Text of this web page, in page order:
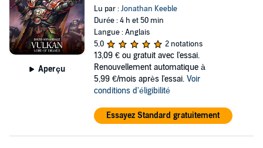
Aperçu
Lu par :Jonathan Keeble
Durée : 4 h et 50 min
Langue : Anglais
5,0
2 notations
13,09 € ou gratuit avec l'essai.
Renouvellement automatique à
5,99 €/mois après l'essai. Voir
conditions d'éligibilité
Essayez Standard gratuitement